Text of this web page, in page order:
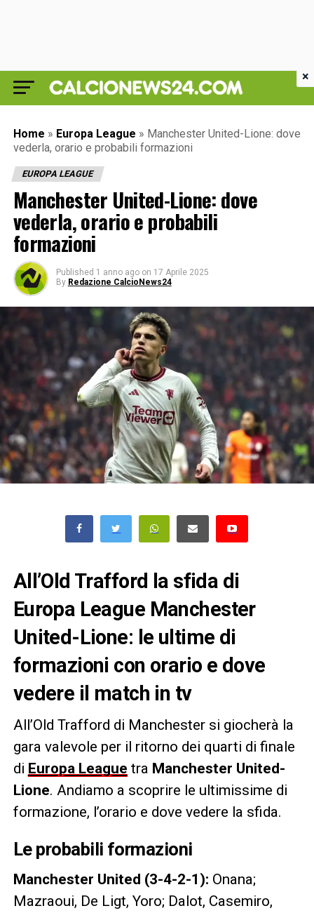
Home » Europa League » Manchester United-Lione: dove
vederla, orario e probabili formazioni
EUROPA LEAGUE
Manchester United-Lione: dove
vederla, orario e probabili
formazioni
Published 1 anno ago on 17 Aprile 2025
By Redazione CalcioNews24
All’Old Trafford la sfida di
Europa League Manchester
United-Lione: le ultime di
formazioni con orario e dove
vedere il match in tv
All’Old Trafford di Manchester si giocherà la
gara valevole per il ritorno dei quarti di finale
di Europa League tra Manchester United-
Lione. Andiamo a scoprire le ultimissime di
formazione, l’orario e dove vedere la sfida.
Le probabili formazioni
Manchester United (3-4-2-1): Onana;
Mazraoui, De Ligt, Yoro; Dalot, Casemiro,
×